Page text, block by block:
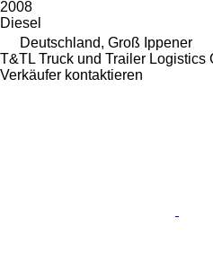
2008
Diesel
Deutschland, Groß Ippener
T&TL Truck und Trailer Logistics
Verkäufer kontaktieren